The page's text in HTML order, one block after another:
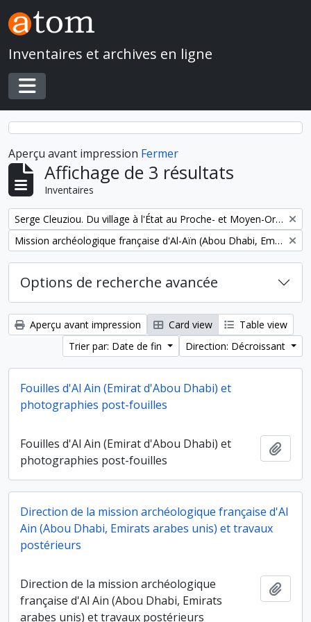
Skip to main content
Inventaires et archives en ligne
Toggle navigation
Aperçu avant impression Fermer
Affichage de 3 résultats
Inventaires
Remove filter:
Serge Cleuziou. Du village à l'État au Proche- et Moyen-Orient
Remove filter:
Mission archéologique française d'Al-Aïn (Abou Dhabi, Emirats arabes unis)
Options de recherche avancée
Aperçu avant impression Card view
Table view
Trier par: Date de fin
Direction: Décroissant
Fouilles d'Al Ain (Emirat d'Abou Dhabi) et
photographies post-fouilles
Fouilles d'Al Ain (Emirat d'Abou Dhabi) et
photographies post-fouilles
Direction de la mission archéologique française d'Al
Ain (Abou Dhabi, Emirats arabes unis) et travaux
postérieurs
Direction de la mission archéologique
française d'Al Ain (Abou Dhabi, Emirats
arabes unis) et travaux postérieurs